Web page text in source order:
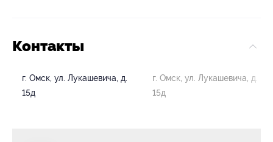
Контакты
г. Омск, ул. Лукашевича, д.
15д
г. Омск, ул. Лукашевича, д.
15д